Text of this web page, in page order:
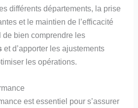
différents départements, la prise
et le maintien de l’efficacité
bien comprendre les
et d’apporter les ajustements
les opérations.
est essentiel pour s’assurer